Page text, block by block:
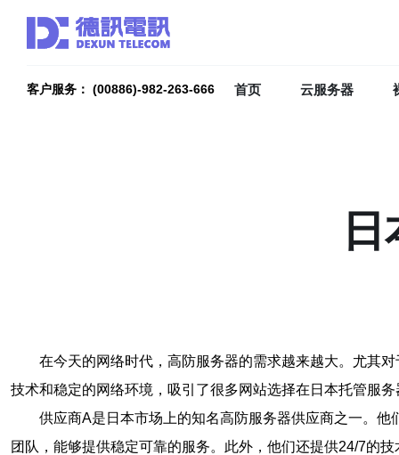
客户服务： (00886)-982-263-666 首页 云服务器
在今天的网络时代，高防服务器的需求越来越大。尤其
技术和稳定的网络环境，吸引了很多网站选择在日本托管服
供应商A是日本市场上的知名高防服务器供应商之一。
团队，能够提供稳定可靠的服务。此外，他们还提供24/7的